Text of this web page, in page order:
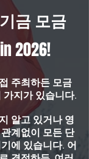
금 모금
2026!
주최하든 모금
가지가 있습니다.
알고 있거나 영
계없이 모든 단
에 있습니다. 어